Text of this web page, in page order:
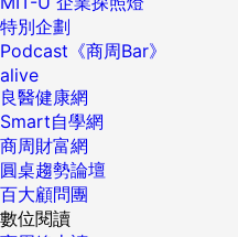
特別企劃
Podcast《商周Bar》
alive
良醫健康網
Smart自學網
商周財富網
圓桌趨勢論壇
百大顧問團
數位閱讀